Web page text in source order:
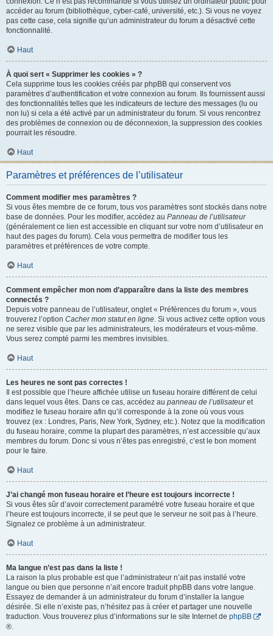
accéder au forum (bibliothèque, cyber-café, université, etc.). Si vous ne voyez
pas cette case, cela signifie qu’un administrateur du forum a désactivé cette
fonctionnalité.
Haut
À quoi sert « Supprimer les cookies » ?
Cela supprime tous les cookies créés par phpBB qui conservent vos
paramètres d’authentification et votre connexion au forum. Ils fournissent aussi
des fonctionnalités telles que les indicateurs de lecture des messages (lu ou
non lu) si cela a été activé par un administrateur du forum. Si vous rencontrez
des problèmes de connexion ou de déconnexion, la suppression des cookies
pourrait les résoudre.
Haut
Paramètres et préférences de l’utilisateur
Comment modifier mes paramètres ?
Si vous êtes membre de ce forum, tous vos paramètres sont stockés dans notre
base de données. Pour les modifier, accédez au Panneau de l’utilisateur
(généralement ce lien est accessible en cliquant sur votre nom d’utilisateur en
haut des pages du forum). Cela vous permettra de modifier tous les
paramètres et préférences de votre compte.
Haut
Comment empêcher mon nom d’apparaître dans la liste des membres
connectés ?
Depuis votre panneau de l’utilisateur, onglet « Préférences du forum », vous
trouverez l’option Cacher mon statut en ligne. Si vous activez cette option vous
ne serez visible que par les administrateurs, les modérateurs et vous-même.
Vous serez compté parmi les membres invisibles.
Haut
Les heures ne sont pas correctes !
Il est possible que l’heure affichée utilise un fuseau horaire différent de celui
dans lequel vous êtes. Dans ce cas, accédez au panneau de l’utilisateuret
modifiez le fuseau horaire afin qu’il corresponde à la zone où vous vous
trouvez (ex : Londres, Paris, New York, Sydney, etc.). Notez que la modification
du fuseau horaire, comme la plupart des paramètres, n’est accessible qu’aux
membres du forum. Donc si vous n’êtes pas enregistré, c’est le bon moment
pour le faire.
Haut
J’ai changé mon fuseau horaire et l’heure est toujours incorrecte !
Si vous êtes sûr d’avoir correctement paramétré votre fuseau horaire et que
l’heure est toujours incorrecte, il se peut que le serveur ne soit pas à l’heure.
Signalez ce problème à un administrateur.
Haut
Ma langue n’est pas dans la liste !
La raison la plus probable est que l’administrateur n’ait pas installé votre
langue ou bien que personne n’ait encore traduit phpBB dans votre langue.
Essayez de demander à un administrateur du forum d’installer la langue
désirée. Si elle n’existe pas, n’hésitez pas à créer et partager une nouvelle
traduction. Vous trouverez plus d’informations sur le site Internet de phpBB
®.